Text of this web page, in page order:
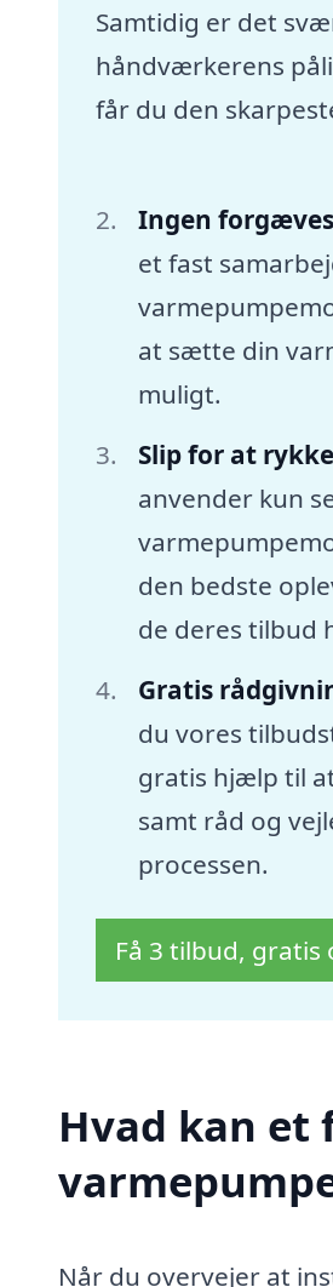
Samtidig er det
håndværkerens
får du den
Ingen
et fast
at sætte din
muligt.
Slip for at
anvender kun
den bedste
de deres tilbud
Gratis
du vores
gratis hjælp til
samt råd og
processen.
Få 3 tilbud,
Hvad kan
Når du overvejer at